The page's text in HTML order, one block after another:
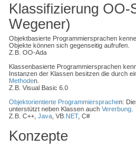
Klassifizierung OO-
Wegener)
Objektbasierte Programmiersprachen
Objekte können sich gegenseitig aufrufen.
Z.B. OO-Ada
Klassenbasierte Programmiersprachen
Instanzen der Klassen besitzen die durch
Methoden.
Z.B. Visual Basic 6.0
Objektorientierte Programmiersprachen:
unterstützt neben Klassen auch Vererbung
Z.B. C++, Java , VB .NET, C#
Konzepte